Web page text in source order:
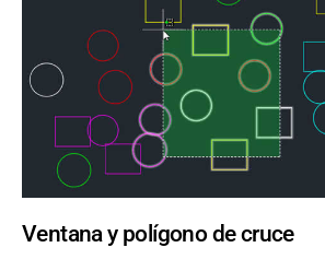
Ventana y polígono de cruce